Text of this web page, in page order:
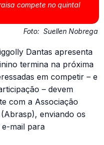
compete no quintal
Foto: Suellen Nobrega
Dantas apresenta
termina na próxima
em competir – e
– devem
com a Associação
enviando os
mail para